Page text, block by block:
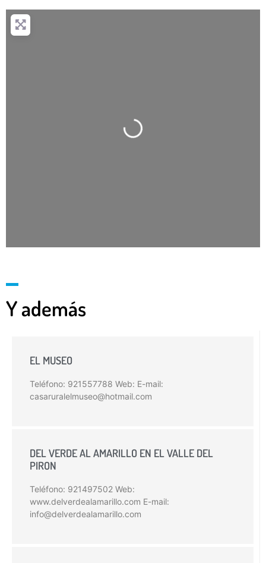
Cargando…
Y además
EL MUSEO
Teléfono: 921557788 Web: E-mail:
casaruralelmuseo@hotmail.com
DEL VERDE AL AMARILLO EN EL VALLE DEL
PIRON
Teléfono: 921497502 Web:
www.delverdealamarillo.com E-mail:
info@delverdealamarillo.com